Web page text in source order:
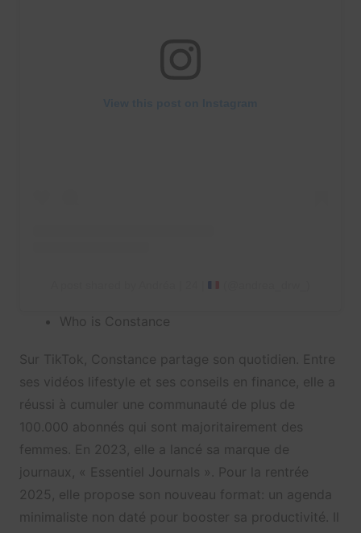
Who is Constance
Sur TikTok, Constance partage son quotidien. Entre
ses vidéos lifestyle et ses conseils en finance, elle a
réussi à cumuler une communauté de plus de
100.000 abonnés qui sont majoritairement des
femmes. En 2023, elle a lancé sa marque de
journaux, « Essentiel Journals ». Pour la rentrée
2025, elle propose son nouveau format: un agenda
minimaliste non daté pour booster sa productivité. Il